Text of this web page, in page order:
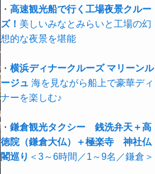
・高速観光船で行く工場夜景クルー
ズ！ 美しいみなとみらいと工場の幻
想的な夜景を堪能
・横浜ディナークルーズ マリーンル
ージュ 海を見ながら船上で豪華ディ
ナーを楽しむ♪
・鎌倉観光タクシー 銭洗弁天＋高
徳院（鎌倉大仏）＋極楽寺 神社仏
閣巡り ＜3～6時間／1～9名／鎌倉＞